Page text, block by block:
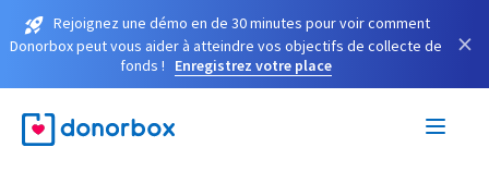
Rejoignez une démo en de 30 minutes pour voir comment
Donorbox peut vous aider à atteindre vos objectifs de collecte de
fonds !
Enregistrez votre place
×